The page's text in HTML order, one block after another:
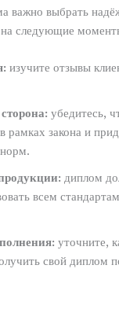
важно выбрать
следующие
изучите отзывы
убедитесь,
рамках закона и
диплом
всем
уточните,
свой диплом